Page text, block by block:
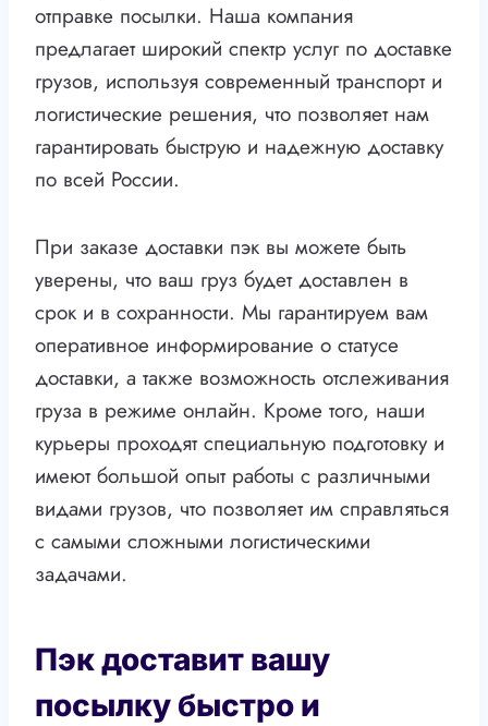
отправке посылки. Наша компания
предлагает широкий спектр услуг по доставке
грузов, используя современный транспорт и
логистические решения, что позволяет нам
гарантировать быструю и надежную доставку
по всей России.
При заказе доставки пэк вы можете быть
уверены, что ваш груз будет доставлен в
срок и в сохранности. Мы гарантируем вам
оперативное информирование о статусе
доставки, а также возможность отслеживания
груза в режиме онлайн. Кроме того, наши
курьеры проходят специальную подготовку и
имеют большой опыт работы с различными
видами грузов, что позволяет им справляться
с самыми сложными логистическими
задачами.
Пэк доставит вашу
посылку быстро и